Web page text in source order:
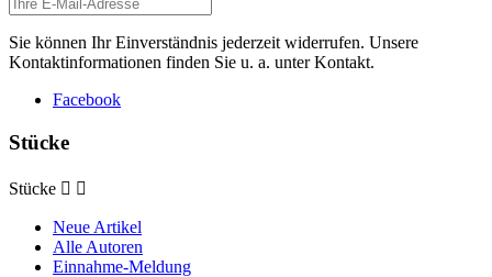
Sie können Ihr Einverständnis jederzeit widerrufen. Unsere
Kontaktinformationen finden Sie u. a. unter Kontakt.
Facebook
Stücke
Stücke  
Neue Artikel
Alle Autoren
Einnahme-Meldung